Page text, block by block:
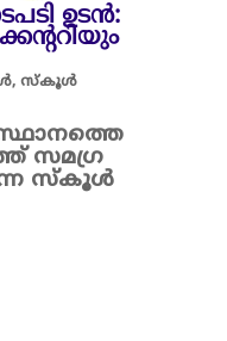
ഉടൻ:
, സ്കൂൾ
സമഗ്ര
സ്കൂൾ